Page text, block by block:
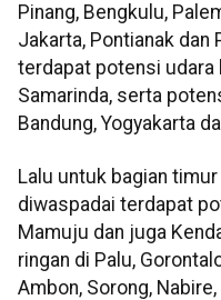
Pinang, Bengkulu,
Jakarta, Pontianak dan
terdapat potensi udara
Samarinda, serta
Bandung, Yogyakarta
Lalu untuk bagian
diwaspadai terdapat
Mamuju dan juga
ringan di Palu,
Ambon, Sorong,